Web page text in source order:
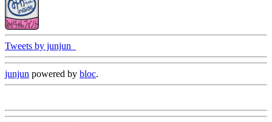
Tweets by junjun_
junjun powered by bloc.